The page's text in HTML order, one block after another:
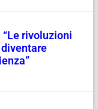
rivoluzioni